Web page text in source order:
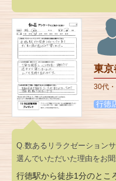
東京
30代
行徳
Q.数あるリラクゼーション
選んでいただいた理由をお聞
行徳駅から徒歩1分のとこ